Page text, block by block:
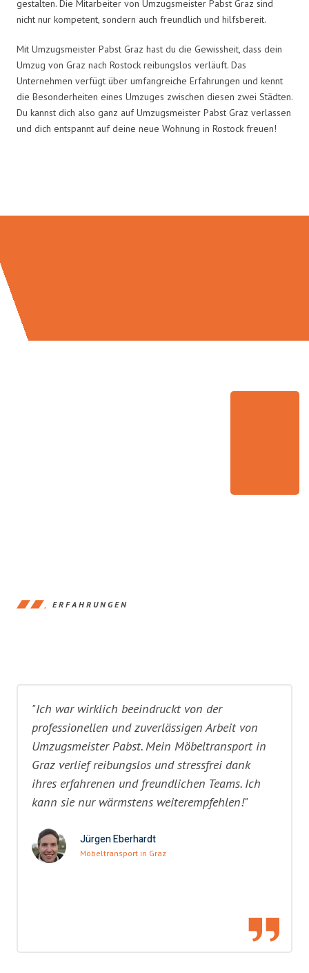
gestalten. Die Mitarbeiter von Umzugsmeister Pabst Graz sind
nicht nur kompetent, sondern auch freundlich und hilfsbereit.
Mit Umzugsmeister Pabst Graz hast du die Gewissheit, dass dein
Umzug von Graz nach Rostock reibungslos verläuft. Das
Unternehmen verfügt über umfangreiche Erfahrungen und kennt
die Besonderheiten eines Umzuges zwischen diesen zwei Städten.
Du kannst dich also ganz auf Umzugsmeister Pabst Graz verlassen
und dich entspannt auf deine neue Wohnung in Rostock freuen!
ERFAHRUNGEN
"Ich war wirklich beeindruckt von der
professionellen und zuverlässigen Arbeit von
Umzugsmeister Pabst. Mein Möbeltransport in
Graz verlief reibungslos und stressfrei dank
ihres erfahrenen und freundlichen Teams. Ich
kann sie nur wärmstens weiterempfehlen!"
Jürgen Eberhardt
Möbeltransport in Graz